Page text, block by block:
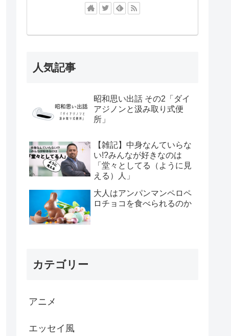
人気記事
昭和思い出話 その2「ダイ
アジノンと汲み取り式便
所」
【雑記】中身なんていらな
い!?みんなが好きなのは
「堂々としてる（ように見
える）人」
大人はアンパンマンペロペ
ロチョコを食べられるのか
カテゴリー
アニメ
エッセイ風